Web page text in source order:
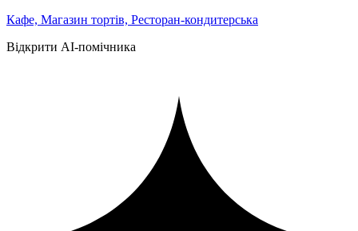
Кафе, Магазин тортів, Ресторан-кондитерська
Відкрити AI-помічника